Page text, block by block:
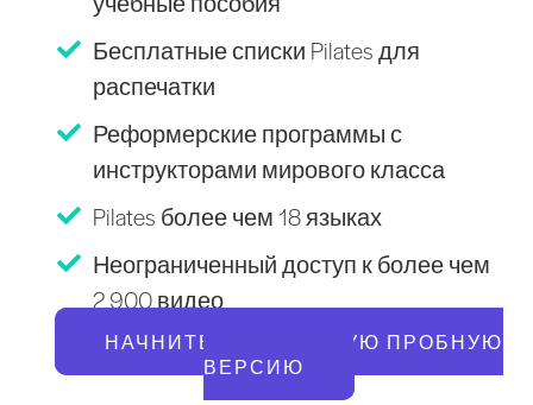
Бесплатные списки Pilates для
распечатки
Реформерские программы с
инструкторами мирового класса
Pilates более чем 18 языках
Неограниченный доступ к более чем
2 900 видео
НАЧНИТЕ БЕСПЛАТНУЮ ПРОБНУЮ
ВЕРСИЮ